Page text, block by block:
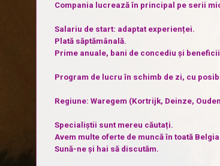
Compania lucrează în principal pe serii
Salariu de start: adaptat experienței.
Plată săptămânală.
Prime anuale, bani de concediu și
Program de lucru în schimb de zi, cu
Regiune: Waregem (Kortrijk, Deinze,
Specialiștii sunt mereu căutați.
Avem multe oferte de muncă în toată
Sună-ne și hai să discutăm.